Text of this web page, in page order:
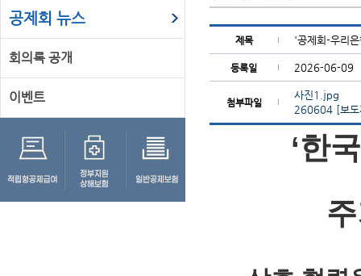
공제회 뉴스
회의록 공개
이벤트
제목 '공제회-우리
등록일 2026-06-09
첨부파일
사진1.jpg
260604 [보도
‘한